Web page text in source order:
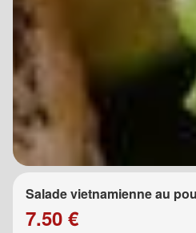
Salade vietnamienne au
7.50 €